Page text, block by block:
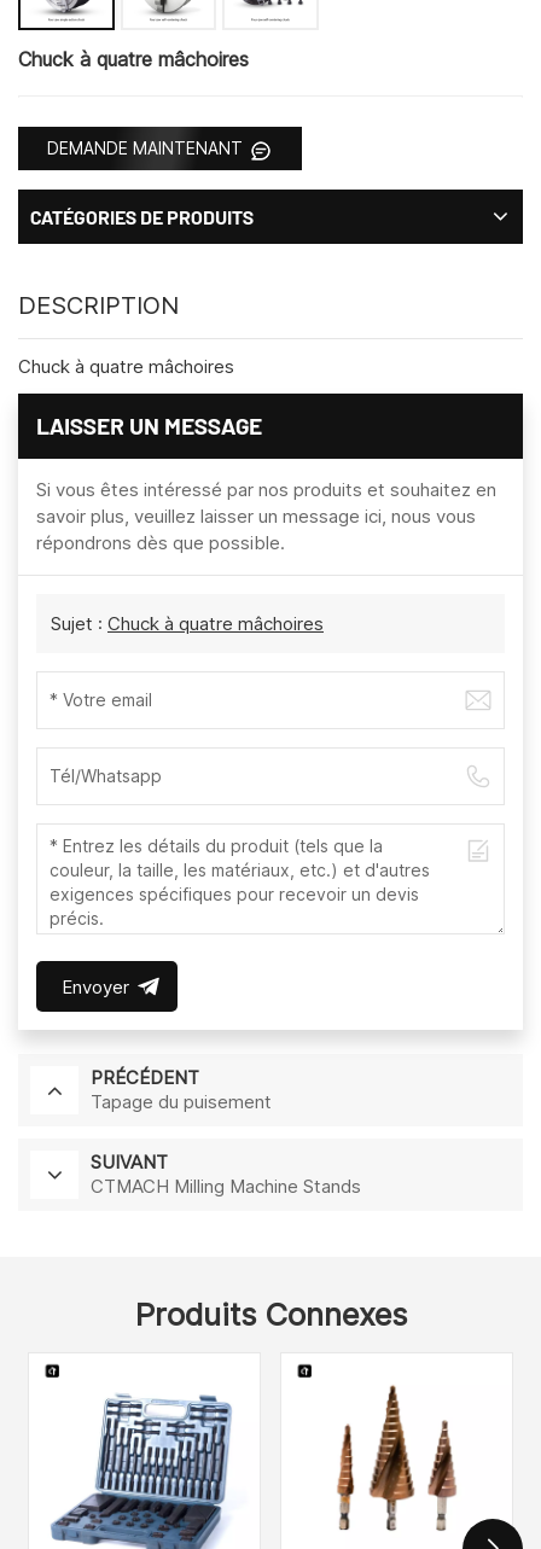
Chuck à quatre mâchoires
DEMANDE MAINTENANT
CATÉGORIES DE PRODUITS
DESCRIPTION
Chuck à quatre mâchoires
LAISSER UN MESSAGE
Si vous êtes intéressé par nos produits et souhaitez en
savoir plus, veuillez laisser un message ici, nous vous
répondrons dès que possible.
Sujet : Chuck à quatre mâchoires
Envoyer
PRÉCÉDENT
Tapage du puisement
SUIVANT
CTMACH Milling Machine Stands
Produits Connexes